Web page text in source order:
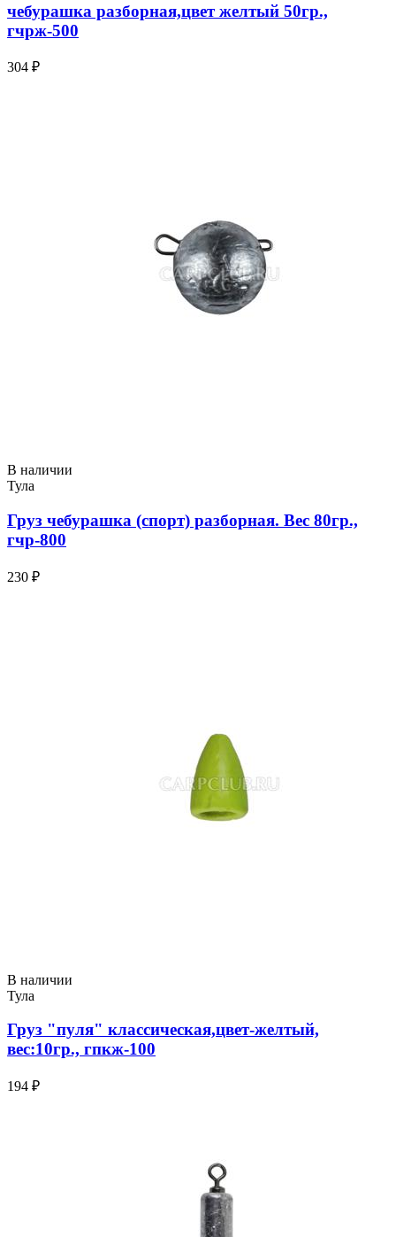
чебурашка разборная,цвет желтый 50гр.,
гчрж-500
304 ₽
В наличии
Тула
Груз чебурашка (спорт) разборная. Вес 80гр.,
гчр-800
230 ₽
В наличии
Тула
Груз "пуля" классическая,цвет-желтый,
вес:10гр., гпкж-100
194 ₽